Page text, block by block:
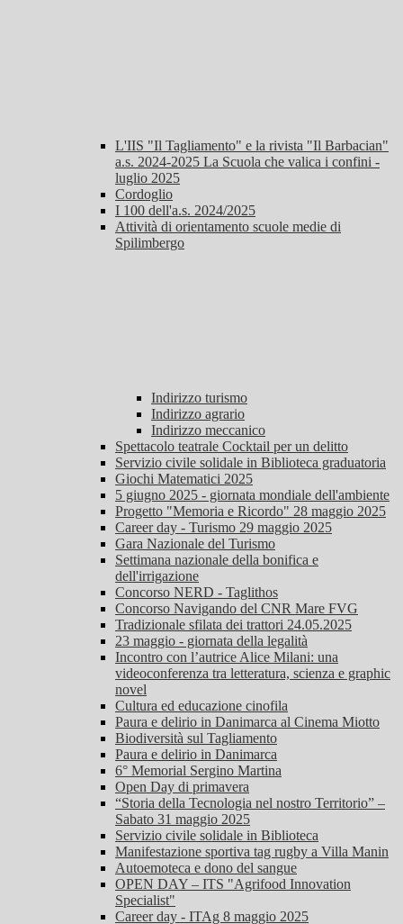
L'IIS "Il Tagliamento" e la rivista "Il Barbacian"
a.s. 2024-2025 La Scuola che valica i confini -
luglio 2025
Cordoglio
I 100 dell'a.s. 2024/2025
Attività di orientamento scuole medie di
Spilimbergo
Indirizzo turismo
Indirizzo agrario
Indirizzo meccanico
Spettacolo teatrale Cocktail per un delitto
Servizio civile solidale in Biblioteca graduatoria
Giochi Matematici 2025
5 giugno 2025 - giornata mondiale dell'ambiente
Progetto "Memoria e Ricordo" 28 maggio 2025
Career day - Turismo 29 maggio 2025
Gara Nazionale del Turismo
Settimana nazionale della bonifica e
dell'irrigazione
Concorso NERD - Taglithos
Concorso Navigando del CNR Mare FVG
Tradizionale sfilata dei trattori 24.05.2025
23 maggio - giornata della legalità
Incontro con l’autrice Alice Milani: una
videoconferenza tra letteratura, scienza e graphic
novel
Cultura ed educazione cinofila
Paura e delirio in Danimarca al Cinema Miotto
Biodiversità sul Tagliamento
Paura e delirio in Danimarca
6° Memorial Sergino Martina
Open Day di primavera
“Storia della Tecnologia nel nostro Territorio” –
Sabato 31 maggio 2025
Servizio civile solidale in Biblioteca
Manifestazione sportiva tag rugby a Villa Manin
Autoemoteca e dono del sangue
OPEN DAY – ITS "Agrifood Innovation
Specialist"
Career day - ITAg 8 maggio 2025